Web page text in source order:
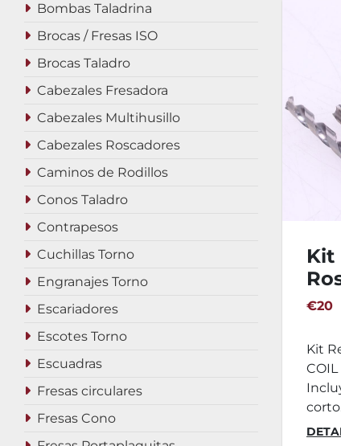
Bombas Taladrina
Brocas / Fresas ISO
Brocas Taladro
Cabezales Fresadora
Cabezales Multihusillo
Cabezales Roscadores
Caminos de Rodillos
Conos Taladro
Contrapesos
Cuchillas Torno
Engranajes Torno
Escariadores
Escotes Torno
Escuadras
Fresas circulares
Fresas Cono
Kit
€20
Kit
COIL